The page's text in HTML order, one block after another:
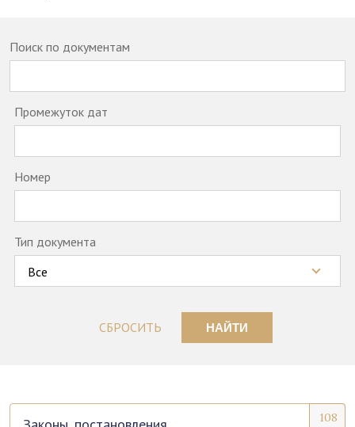
Поиск по документам
Промежуток дат
Номер
Тип документа
Все
СБРОСИТЬ НАЙТИ
108